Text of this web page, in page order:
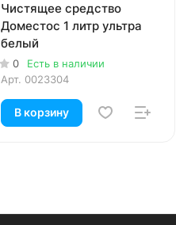
Чистящее средство
Доместос 1 литр ультра
белый
0
Есть в наличии
Арт. 0023304
В корзину